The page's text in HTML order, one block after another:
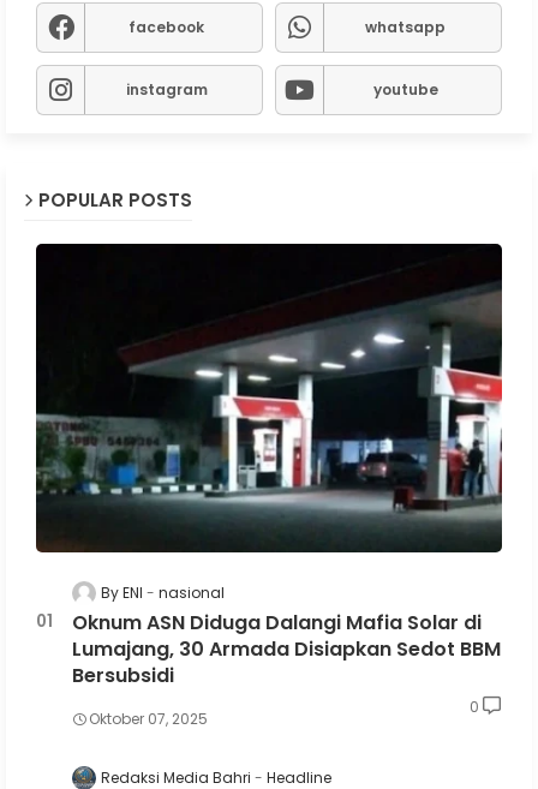
facebook whatsapp
instagram youtube
POPULAR POSTS
By ENI nasional
Oknum ASN Diduga Dalangi Mafia Solar di
Lumajang, 30 Armada Disiapkan Sedot BBM
Bersubsidi
Oktober 07, 2025
0
Redaksi Media Bahri Headline